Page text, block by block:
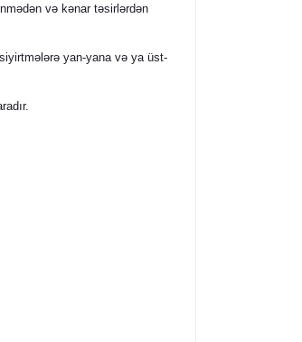
və kənar təsirlərdən
yan-yana və ya üst-